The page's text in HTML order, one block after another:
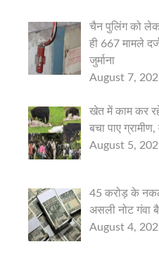
चैन पुलिंग को
ही 667 मामले
जुर्माना
August 7,
खेत में काम कर रहे
बचा पाए
August 5,
45 करोड़ के
असली नोट गंवा
August 4,